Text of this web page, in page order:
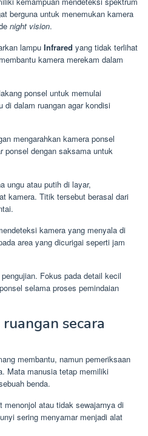
berguna untuk menemukan kamera
night vision.
lampu Infrared yang tidak terlihat
kamera merekam dalam
ponsel untuk memulai
di dalam ruangan agar kondisi
mengarahkan kamera ponsel
ponsel dengan saksama untuk
ungu atau putih di layar,
kamera. Titik tersebut berasal dari
kamera yang menyala di
area yang dicurigai seperti jam
Fokus pada detail kecil
selama proses pemindaian
secara
membantu, namun pemeriksaan
Mata manusia tetap memiliki
benda.
atau tidak sewajarnya di
sering menyamar menjadi alat